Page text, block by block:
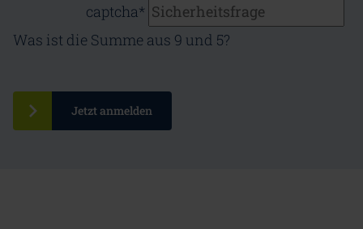
captcha*
Was ist die Summe aus 9 und 5?
Jetzt anmelden